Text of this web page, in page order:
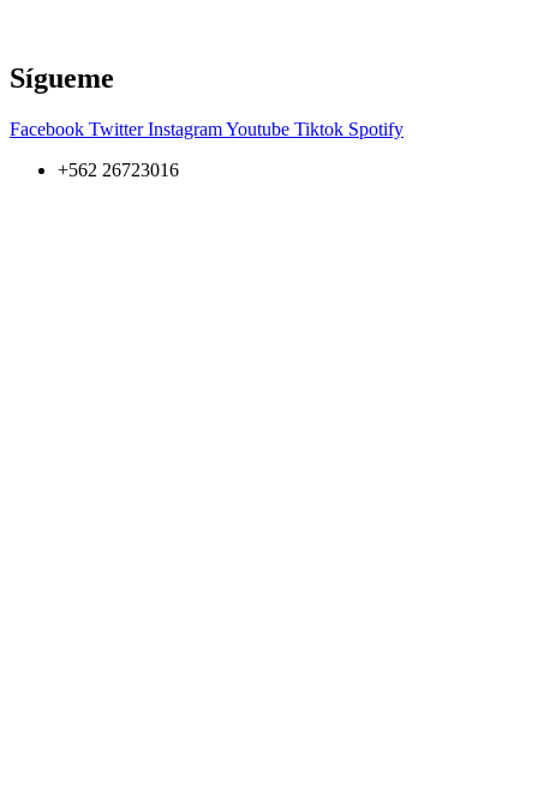
Sígueme
Facebook Twitter InstagramYoutube Tiktok Spotify
+562 26723016